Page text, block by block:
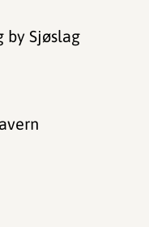
by Sjøslag